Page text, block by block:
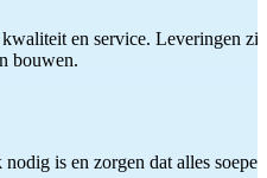
en service. Leveringen
bouwen.
is en zorgen dat alles